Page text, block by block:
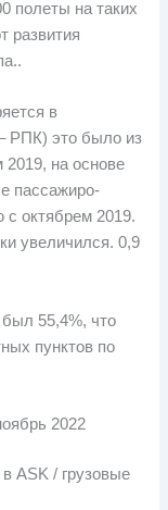
полеты на таких
развития
в
РПК) это было из
на основе
пассажиро-
с октябрем 2019.
увеличился. 0,9
был 55,4%, что
пунктов по
2022
ASK / грузовые